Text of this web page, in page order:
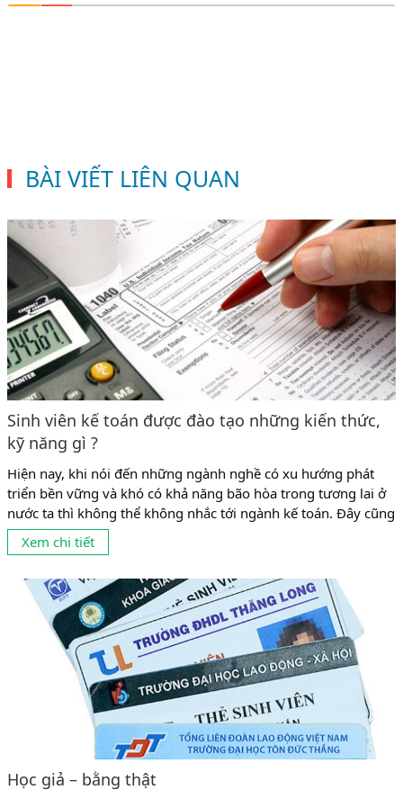
BÀI VIẾT LIÊN QUAN
Sinh viên kế toán được đào tạo những kiến thức,
kỹ năng gì ?
Hiện nay, khi nói đến những ngành nghề có xu hướng phát
triển bền vững và khó có khả năng bão hòa trong tương lai ở
nước ta thì không thể không nhắc tới ngành kế toán. Đây cũng
là ngành có tỉ lệ sinh viên theo học khá đông ở mọi cấp học từ
trung cấp, cao đẳng đến...
Xem chi tiết
Học giả – bằng thật